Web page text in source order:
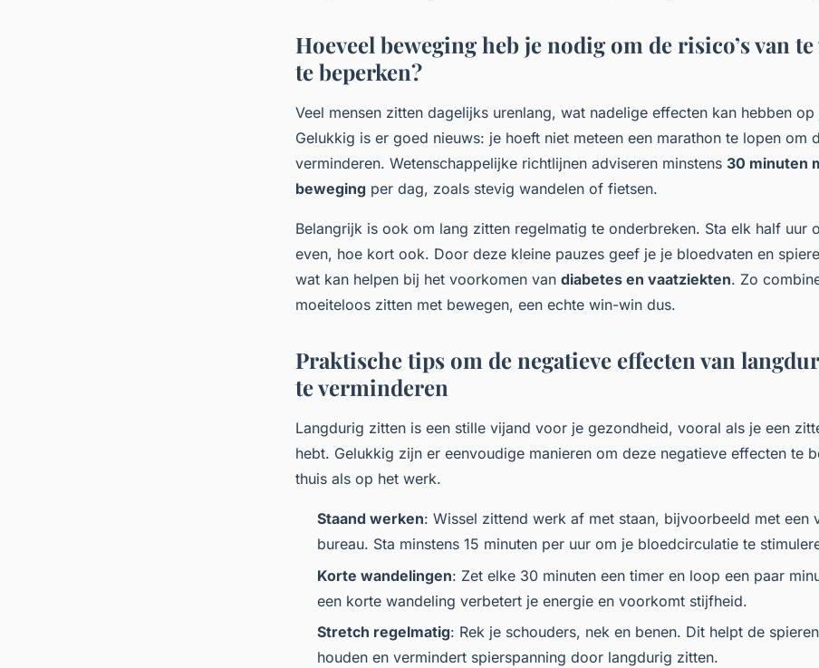
Hoeveel beweging heb je nodig om de risico’s van
te beperken?
Veel mensen zitten dagelijks urenlang, wat nadelige effecten kan hebben
Gelukkig is er goed nieuws: je hoeft niet meteen een marathon te lopen om
verminderen. Wetenschappelijke richtlijnen adviseren minstens 30 minuten
beweging per dag, zoals stevig wandelen of fietsen.
Belangrijk is ook om lang zitten regelmatig te onderbreken. Sta elk half uur
even, hoe kort ook. Door deze kleine pauzes geef je je bloedvaten en
wat kan helpen bij het voorkomen van diabetes en vaatziekten. Zo
moeiteloos zitten met bewegen, een echte win-win dus.
Praktische tips om de negatieve effecten van
te verminderen
Langdurig zitten is een stille vijand voor je gezondheid, vooral als je een
hebt. Gelukkig zijn er eenvoudige manieren om deze negatieve effecten te
thuis als op het werk.
Staand werken: Wissel zittend werk af met staan, bijvoorbeeld met een
bureau. Sta minstens 15 minuten per uur om je bloedcirculatie te
Korte wandelingen: Zet elke 30 minuten een timer en loop een paar
een korte wandeling verbetert je energie en voorkomt stijfheid.
Stretch regelmatig: Rek je schouders, nek en benen. Dit helpt de
houden en vermindert spierspanning door langdurig zitten.